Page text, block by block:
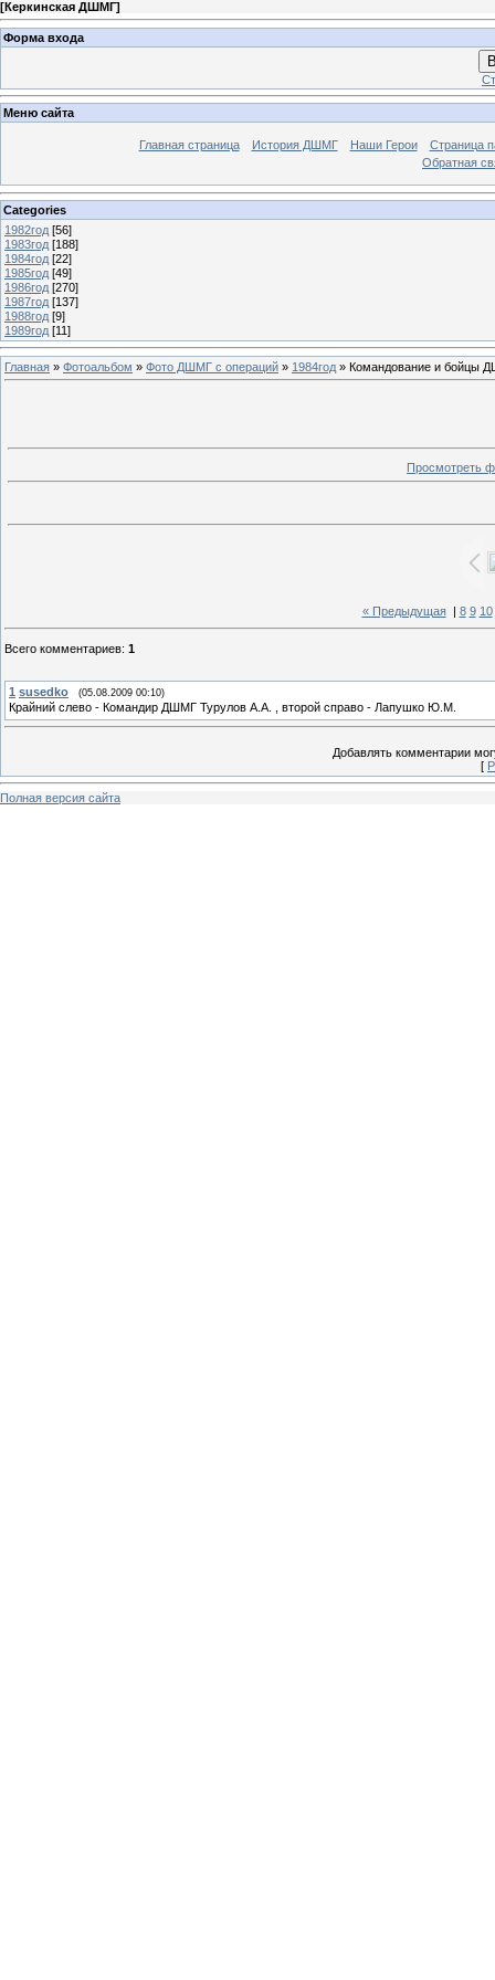
[Керкинская ДШМГ]
Форма входа
Меню сайта
Главная страница История ДШМГ Наши Герои
Страница
Обратная
Categories
1982год [56]
1983год [188]
1984год [22]
1985год [49]
1986год [270]
1987год [137]
1988год [9]
1989год [11]
Главная » Фотоальбом » Фото ДШМГ с операций » 1984год » Командование и бойцы
Просмотреть
« Предыдущая| 8 9 10
Всего комментариев: 1
1 susedko (05.08.2009 00:10)
Крайний слево - Командир ДШМГ Турулов А.А. , второй справо - Лапушко Ю.М.
Добавлять комментарии
[
Полная версия сайта